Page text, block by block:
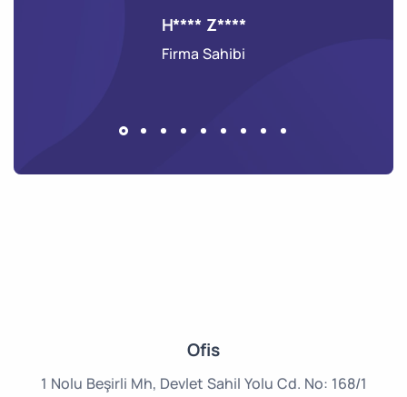
H**** Z****
Firma Sahibi
Ofis
1 Nolu Beşirli Mh, Devlet Sahil Yolu Cd. No: 168/1